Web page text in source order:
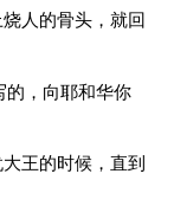
人的骨头，就回
的，向耶和华你
王的时候，直到